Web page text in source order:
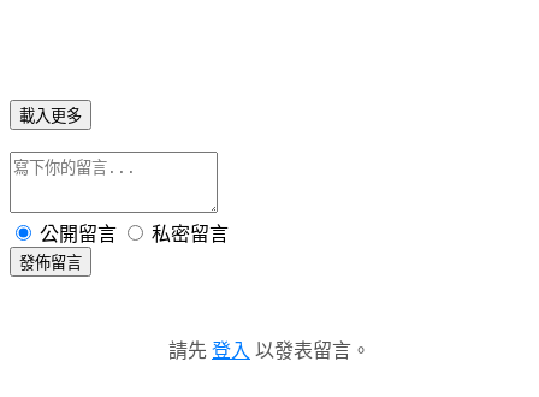
載入更多
公開留言 私密留言
發佈留言
請先 登入 以發表留言。